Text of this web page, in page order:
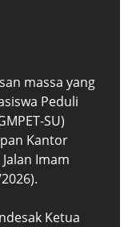
massa yang
Peduli
SU)
Kantor
Imam
Ketua